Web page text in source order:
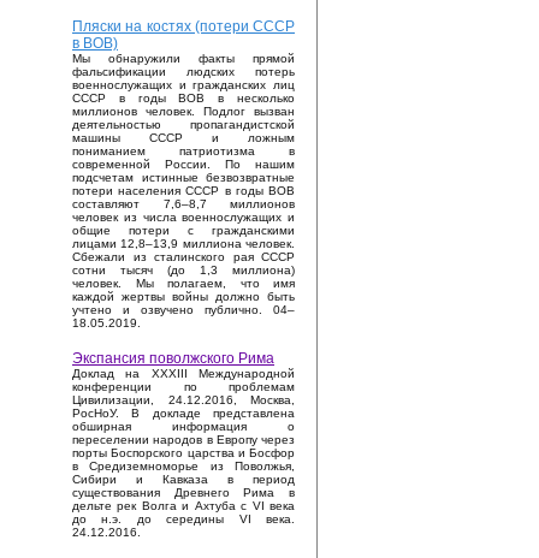
Пляски на костях (потери СССР
в ВОВ)
Мы обнаружили факты прямой
фальсификации людских потерь
военнослужащих и гражданских лиц
СССР в годы ВОВ в несколько
миллионов человек. Подлог вызван
деятельностью пропагандистской
машины СССР и ложным
пониманием патриотизма в
современной России. По нашим
подсчетам истинные безвозвратные
потери населения СССР в годы ВОВ
составляют 7,6–8,7 миллионов
человек из числа военнослужащих и
общие потери с гражданскими
лицами 12,8–13,9 миллиона человек.
Сбежали из сталинского рая СССР
сотни тысяч (до 1,3 миллиона)
человек. Мы полагаем, что имя
каждой жертвы войны должно быть
учтено и озвучено публично. 04–
18.05.2019.
Экспансия поволжского Рима
Доклад на XXXIII Международной
конференции по проблемам
Цивилизации, 24.12.2016, Москва,
РосНоУ. В докладе представлена
обширная информация о
переселении народов в Европу через
порты Боспорского царства и Босфор
в Средиземноморье из Поволжья,
Сибири и Кавказа в период
существования Древнего Рима в
дельте рек Волга и Ахтуба с VI века
до н.э. до середины VI века.
24.12.2016.